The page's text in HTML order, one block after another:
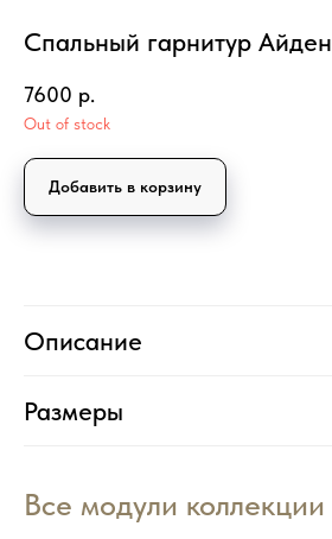
Спальный гарнитур Айден
7600 р.
Out of stock
Добавить в корзину
Описание
Размеры
Все модули коллекции